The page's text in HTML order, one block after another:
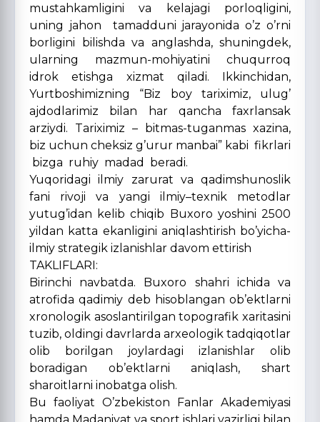
mustahkamligini va kelajagi porloqligini,
uning jahon tamadduni jarayonida o’z o’rni
borligini bilishda va anglashda, shuningdek,
ularning mazmun-mohiyatini chuqurroq
idrok etishga xizmat qiladi. Ikkinchidan,
Yurtboshimizning “Biz boy tariximiz, ulug’
ajdodlarimiz bilan har qancha faxrlansak
arziydi. Tariximiz – bitmas-tuganmas xazina,
biz uchun cheksiz g’urur manbai” kabi fikrlari
bizga ruhiy madad beradi.
Yuqoridagi ilmiy zarurat va qadimshunoslik
fani rivoji va yangi ilmiy–texnik metodlar
yutug’idan kelib chiqib Buxoro yoshini 2500
yildan katta ekanligini aniqlashtirish bo’yicha-
ilmiy strategik izlanishlar davom ettirish
TAKLIFLARI:
Birinchi navbatda. Buxoro shahri ichida va
atrofida qadimiy deb hisoblangan ob’ektlarni
xronologik asoslantirilgan topografik xaritasini
tuzib, oldingi davrlarda arxeologik tadqiqotlar
olib borilgan joylardagi izlanishlar olib
boradigan ob’ektlarni aniqlash, shart
sharoitlarni inobatga olish.
Bu faoliyat O’zbekiston Fanlar Akademiyasi